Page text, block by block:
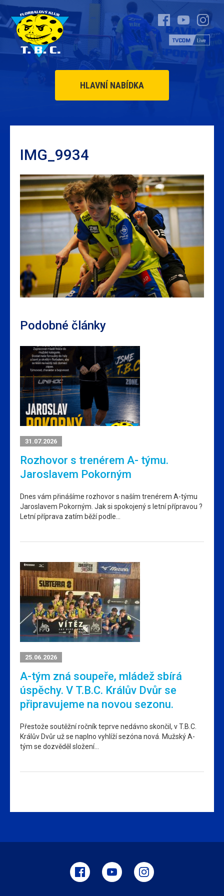
HLAVNÍ NABÍDKA
IMG_9934
Podobné články
31.07.2026
Rozhovor s trenérem A- týmu.
Jaroslavem Pokorným
Dnes vám přinášíme rozhovor s naším trenérem A-týmu
Jaroslavem Pokorným. Jak si spokojený s letní přípravou ?
Letní příprava zatím běží podle…
25.06.2026
A-tým zná soupeře, mládež sbírá
úspěchy. V T.B.C. Králův Dvůr se
připravujeme na novou sezonu.
Přestože soutěžní ročník teprve nedávno skončil, v T.B.C.
Králův Dvůr už se naplno vyhlíží sezóna nová. Mužský A-
tým se dozvěděl složení…